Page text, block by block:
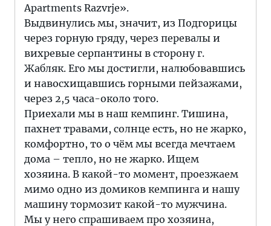
Apartments Razvrje».
Выдвинулись мы, значит, из Подгорицы
через горную гряду, через перевалы и
вихревые серпантины в сторону г.
Жабляк. Его мы достигли, налюбовавшись
и навосхищавшись горными пейзажами,
через 2,5 часа-около того.
Приехали мы в наш кемпинг. Тишина,
пахнет травами, солнце есть, но не жарко,
комфортно, то о чём мы всегда мечтаем
дома – тепло, но не жарко. Ищем
хозяина. В какой-то момент, проезжаем
мимо одно из домиков кемпинга и нашу
машину тормозит какой-то мужчина.
Мы у него спрашиваем про хозяина,